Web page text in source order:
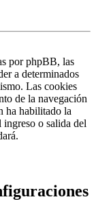
por phpBB, las
a determinados
Las cookies
de la navegación
ha habilitado la
o salida del